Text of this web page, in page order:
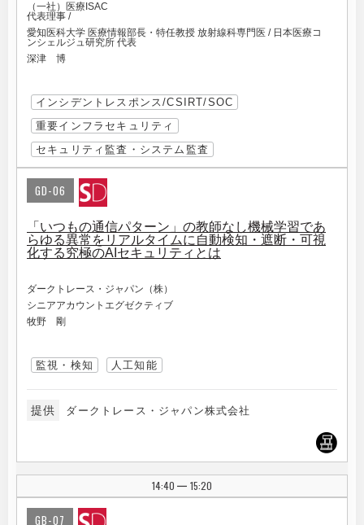
（一社）医療ISAC
代表理事 /
愛知医科大学 医療情報部長・特任教授 放射線科専門医 / 日本医療コ
ンシェルジュ研究所 代表
深津 博
インシデントレスポンス/CSIRT/SOC
重要インフラセキュリティ
セキュリティ監査・システム監査
GD-06
「いつもの通信パターン」の教師なし機械学習であ
らゆる異常をリアルタイムに自動検知・遮断・可視
化する究極のAIセキュリティとは
ダークトレース・ジャパン（株）
シニアアカウントエグゼクティブ
牧野 剛
監視・検知 人工知能
提供 ダークトレース・ジャパン株式会社
14:40 | 15:20
GB-07